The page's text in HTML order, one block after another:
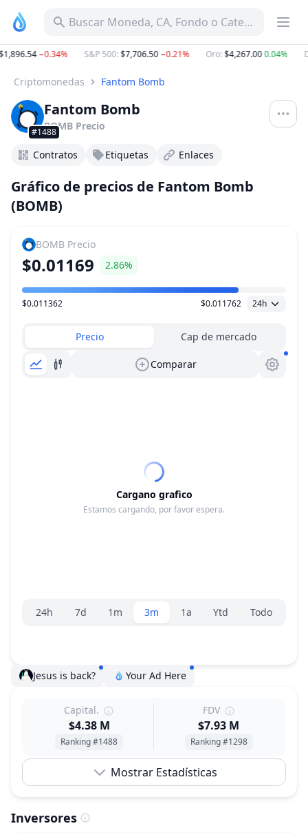
Buscar Moneda, CA, Fondo o Categoría
−0.34% S&P 500:$7,706.50−0.21% Oro:$4,267.000.04%
Criptomonedas Fantom Bomb
#1488
Fantom Bomb
BOMB Precio
Contratos Etiquetas Enlaces
Gráfico de precios de Fantom Bomb
(BOMB)
BOMB Precio
$0.01169 2.86%
Rango de precio
$0.011362 $0.011762 24h
Precio Cap de mercado
Comparar
Cargano grafico
Estamos cargando, por favor espera.
Selector de rango
24h 7d 1m 3m 1a Ytd Todo
Jesus is back? Your Ad Here
Capital.
$4.38 M
Ranking #1488
FDV
$7.93 M
Ranking #1298
Mostrar Estadísticas
Inversores